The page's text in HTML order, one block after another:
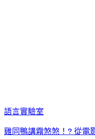
語言實驗室
雞同鴨講霧煞煞！? 從電